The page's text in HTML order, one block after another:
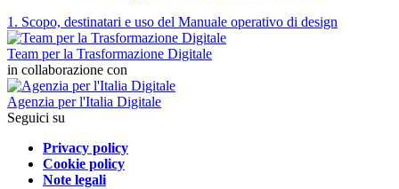
1. Scopo, destinatari e uso del Manuale operativo di design
Team per la Trasformazione Digitale
in collaborazione con
Agenzia per l'Italia Digitale
Seguici su
Privacy policy
Cookie policy
Note legali